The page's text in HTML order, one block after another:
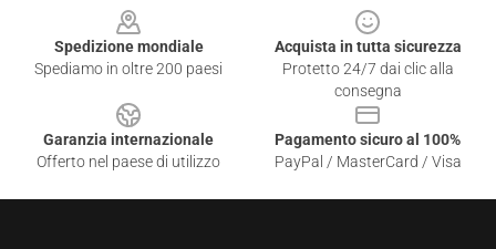
Spedizione mondiale
Spediamo in oltre 200 paesi
Acquista in tutta sicurezza
Protetto 24/7 dai clic alla
consegna
Garanzia internazionale
Offerto nel paese di utilizzo
Pagamento sicuro al 100%
PayPal / MasterCard / Visa